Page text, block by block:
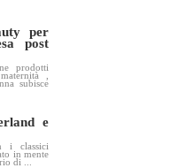
per
post
prodotti
,
subisce
e
i classici
in mente
di ...